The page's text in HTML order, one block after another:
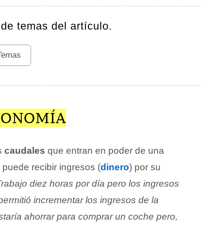
temas del artículo.
caudales que entran en poder de una
puede recibir ingresos (dinero) por su
diez horas por día pero los ingresos
incrementar los ingresos de la
ahorrar para comprar un coche pero,